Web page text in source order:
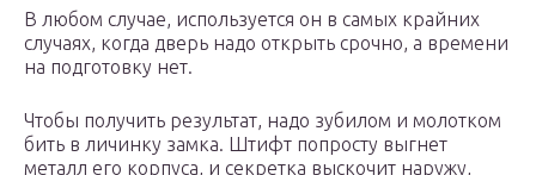
В любом случае, используется он в самых крайних
случаях, когда дверь надо открыть срочно, а времени
на подготовку нет.
Чтобы получить результат, надо зубилом и молотком
бить в личинку замка. Штифт попросту выгнет
металл его корпуса, и секретка выскочит наружу,